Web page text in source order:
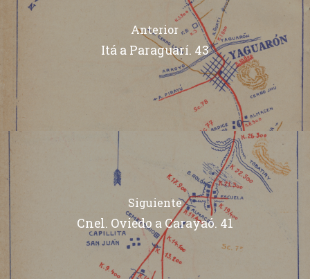
Anterior
Itá a Paraguarí. 43
Siguiente
Cnel. Oviedo a Carayaó. 41